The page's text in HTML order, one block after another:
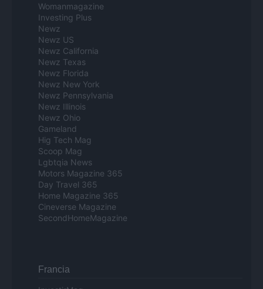
Womanmagazine
Investing Plus
Newz
Newz US
Newz California
Newz Texas
Newz Florida
Newz New York
Newz Pennsylvania
Newz Illinois
Newz Ohio
Gameland
Hig Tech Mag
Scoop Mag
Lgbtqia News
Motors Magazine 365
Day Travel 365
Home Magazine 365
Cineverse Magazine
SecondHomeMagazine
Francia